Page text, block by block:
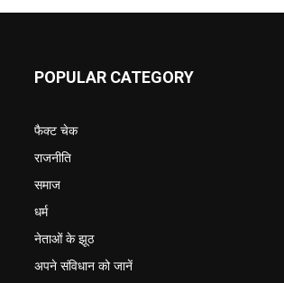
POPULAR CATEGORY
फैक्ट चेक
राजनीति
समाज
धर्म
नेताओं के झूठ
अपने संविधान को जानें